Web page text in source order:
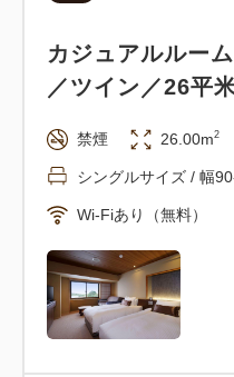
カジュアルルー
／ツイン／26平米
禁煙 26.00m2
シングルサイズ / 幅
Wi-Fiあり（無料）